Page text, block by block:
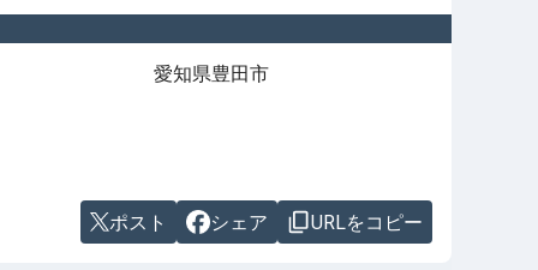
愛知県豊田市
ポスト シェア URLをコピー